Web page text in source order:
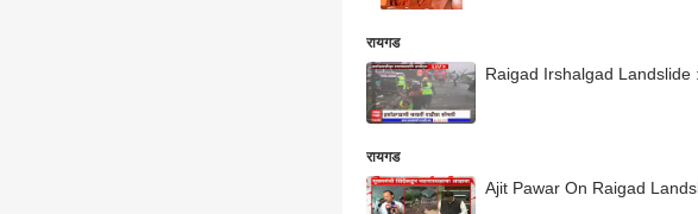
रायगड
Raigad Irshalgad Landslide :
रायगड
Ajit Pawar On Raigad